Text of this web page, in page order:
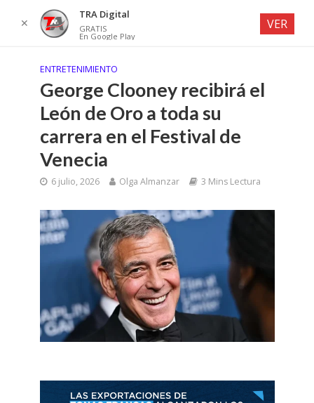
ENTRETENIMIENTO
George Clooney recibirá el
León de Oro a toda su
carrera en el Festival de
Venecia
6 julio, 2026 Olga Almanzar 3 Mins Lectura
✕
TRA Digital
GRATIS
En Google Play
VER